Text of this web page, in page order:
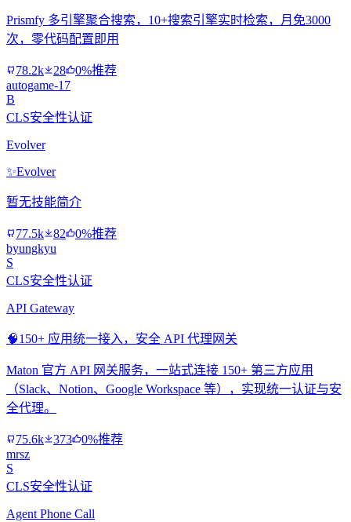
Prismfy 多引擎聚合搜索，10+搜索引擎实时检索，月免3000
次，零代码配置即用
78.2k 28
0%推荐
autogame-17
B
CLS安全性认证
Evolver
✨Evolver
暂无技能简介
77.5k 82
0%推荐
byungkyu
S
CLS安全性认证
API Gateway
🧠150+ 应用统一接入，安全 API 代理网关
Maton 官方 API 网关服务，一站式连接 150+ 第三方应用
（Slack、Notion、Google Workspace 等），实现统一认证与安
全代理。
75.6k 373
0%推荐
mrsz
S
CLS安全性认证
Agent Phone Call